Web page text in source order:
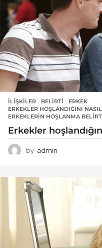
İLIŞKILER BELIRTI ,ERKEK
ERKEKLER HOŞLANDIĞINI
ERKEKLERIN HOŞLANMA
Erkekler
by admin